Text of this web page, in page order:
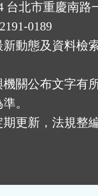
台北市重慶南路
0189
動態及資料檢
關公布文字有
。
更新，法規整